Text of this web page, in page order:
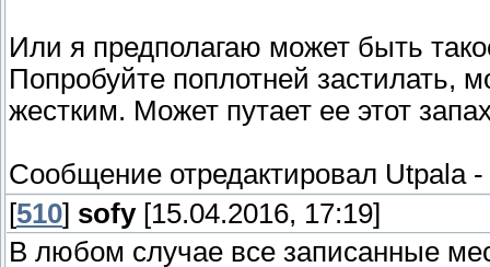
Или я предполагаю может быть
Попробуйте поплотней застилать,
жестким. Может путает ее этот
Сообщение отредактировал Utpala-
[510] sofy[15.04.2016, 17:19]
В любом случае все записанные